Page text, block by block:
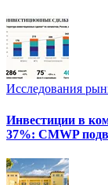
Исследования
Инвестиции в
37%: CMWP